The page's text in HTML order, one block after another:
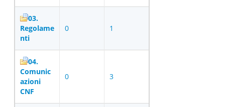
03.
Regolame
nti
0 1
04.
Comunic
azioni
CNF
0 3